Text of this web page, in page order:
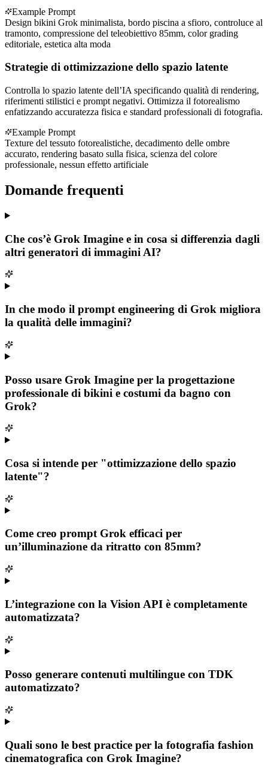
Example Prompt
Design bikini Grok minimalista, bordo piscina a sfioro, controluce al
tramonto, compressione del teleobiettivo 85mm, color grading
editoriale, estetica alta moda
Strategie di ottimizzazione dello spazio latente
Controlla lo spazio latente dell’IA specificando qualità di rendering,
riferimenti stilistici e prompt negativi. Ottimizza il fotorealismo
enfatizzando accuratezza fisica e standard professionali di fotografia.
Example Prompt
Texture del tessuto fotorealistiche, decadimento delle ombre
accurato, rendering basato sulla fisica, scienza del colore
professionale, nessun effetto artificiale
Domande frequenti
Che cos’è Grok Imagine e in cosa si differenzia dagli
altri generatori di immagini AI?
In che modo il prompt engineering di Grok migliora
la qualità delle immagini?
Posso usare Grok Imagine per la progettazione
professionale di bikini e costumi da bagno con
Grok?
Cosa si intende per "ottimizzazione dello spazio
latente"?
Come creo prompt Grok efficaci per
un’illuminazione da ritratto con 85mm?
L’integrazione con la Vision API è completamente
automatizzata?
Posso generare contenuti multilingue con TDK
automatizzato?
Quali sono le best practice per la fotografia fashion
cinematografica con Grok Imagine?